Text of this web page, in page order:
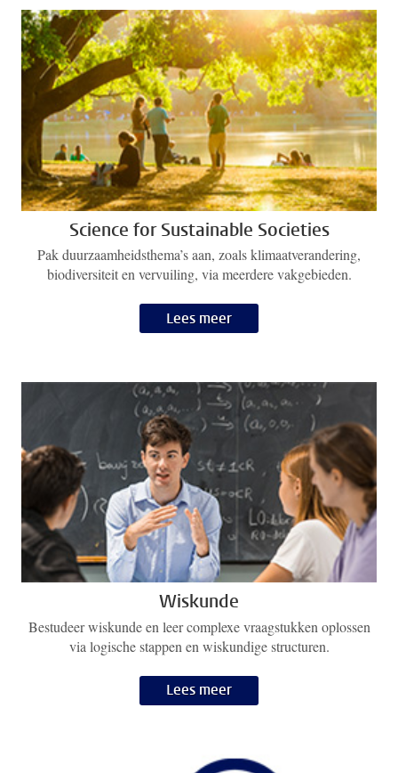
Science for Sustainable Societies
Pak duurzaamheidsthema’s aan, zoals klimaatverandering,
biodiversiteit en vervuiling, via meerdere vakgebieden.
Lees meer
Wiskunde
Bestudeer wiskunde en leer complexe vraagstukken oplossen
via logische stappen en wiskundige structuren.
Lees meer